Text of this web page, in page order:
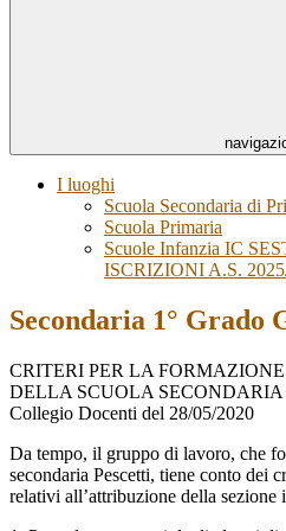
I luoghi
Scuola Secondaria di
Scuola Primaria
Scuole Infanzia IC
ISCRIZIONI A.S.
Secondaria 1° Grado
CRITERI PER LA
DELLA SCUOLA SECONDARIA
Collegio Docenti del 28/05/2020
Da tempo, il gruppo di lavoro, che
secondaria Pescetti, tiene conto dei
relativi all’attribuzione della sezione